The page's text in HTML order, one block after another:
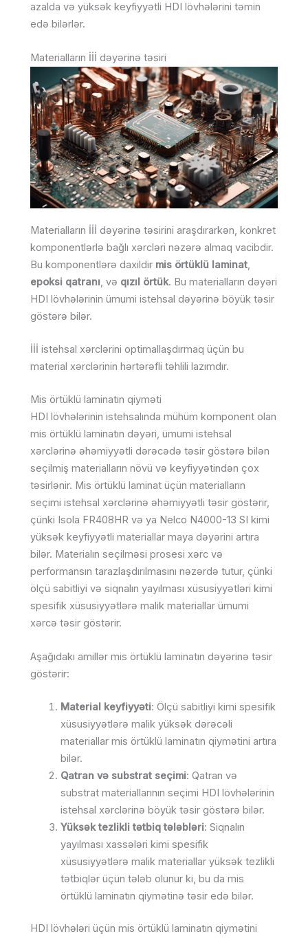
azalda və yüksək keyfiyyətli HDI lövhələrini təmin
edə bilərlər.
Materialların İİİ dəyərinə təsiri
Materialların İİİ dəyərinə təsirini araşdırarkən, konkret
komponentlərlə bağlı xərcləri nəzərə almaq vacibdir.
Bu komponentlərə daxildir mis örtüklü laminat
epoksi qatranı , və qızıl örtük. Bu materialların dəyəri
HDI lövhələrinin ümumi istehsal dəyərinə böyük təsir
göstərə bilər.
İİİ istehsal xərclərini optimallaşdırmaq üçün bu
material xərclərinin hərtərəfli təhlili lazımdır.
Mis örtüklü laminatın qiyməti
HDI lövhələrinin istehsalında mühüm komponent olan
mis örtüklü laminatın dəyəri, ümumi istehsal
xərclərinə əhəmiyyətli dərəcədə təsir göstərə bilən
seçilmiş materialların növü və keyfiyyətindən çox
təsirlənir. Mis örtüklü laminat üçün materialların
seçimi istehsal xərclərinə əhəmiyyətli təsir göstərir,
çünki Isola FR408HR və ya Nelco N4000-13 SI kimi
yüksək keyfiyyətli materiallar maya dəyərini artıra
bilər. Materialın seçilməsi prosesi xərc və
performansın tarazlaşdırılmasını nəzərdə tutur, çünki
ölçü sabitliyi və siqnalın yayılması xüsusiyyətləri kimi
spesifik xüsusiyyətlərə malik materiallar ümumi
xərcə təsir göstərir.
Aşağıdakı amillər mis örtüklü laminatın dəyərinə təsir
göstərir:
Material keyfiyyəti: Ölçü sabitliyi kimi spesifik
xüsusiyyətlərə malik yüksək dərəcəli
materiallar mis örtüklü laminatın qiymətini artıra
bilər.
Qatran və substrat seçimi: Qatran və
substrat materiallarının seçimi HDI lövhələrinin
istehsal xərclərinə böyük təsir göstərə bilər.
Yüksək tezlikli tətbiq tələbləri: Siqnalın
yayılması xassələri kimi spesifik
xüsusiyyətlərə malik materiallar yüksək tezlikli
tətbiqlər üçün tələb olunur ki, bu da mis
örtüklü laminatın qiymətinə təsir edə bilər.
HDI lövhələri üçün mis örtüklü laminatın qiymətini